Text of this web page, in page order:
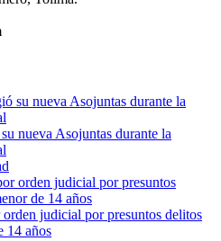
nueva Asojuntas durante la
judicial por presuntos delitos
14 años